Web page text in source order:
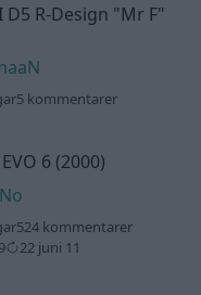
D5 R-Design "Mr F"
5 kommentarer
6 (2000)
524 kommentarer
22 juni 11